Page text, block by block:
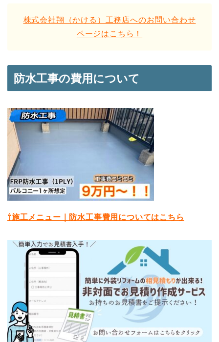
株式会社翔（かける）工務店へのお問い合わせ
ページはこちら！
防水工事の費用について
⇧施工メニュー｜防水工事費用についてはこちら